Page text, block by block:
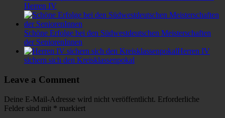
Herren IV
Schöne Erfolge bei den Südwestdeutschen Meisterschaften
der SeniorenInnen
Herren IV
sichern sich den Kreisklassenpokal
Leave a Comment
Deine E-Mail-Adresse wird nicht veröffentlicht. Erforderliche
Felder sind mit * markiert